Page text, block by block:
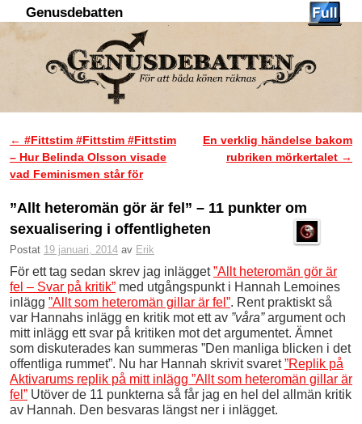
Genusdebatten
Inläggsnavigering
← #Fittstim #Fittstim #Fittstim
– Hur Belinda Olsson visade
vad Feminismen står för
En verklig händelse bakom
rubriken mörkertalet →
”Allt heteromän gör är fel” – 11 punkter om
sexualisering i offentligheten
Postat 19 januari, 2014 av Erik
För ett tag sedan skrev jag inlägget”Allt heteromän gör är
fel – Svar på kritik” med utgångspunkt i Hannah Lemoines
inlägg ”Allt som heteromän gillar är fel”. Rent praktiskt så
var Hannahs inlägg en kritik mot ett av ”våra”argument och
mitt inlägg ett svar på kritiken mot det argumentet. Ämnet
som diskuterades kan summeras ”Den manliga blicken i det
offentliga rummet”. Nu har Hannah skrivit svaret”Replik på
Aktivarums replik på mitt inlägg ”Allt som heteromän gillar är
fel” Utöver de 11 punkterna så får jag en hel del allmän kritik
av Hannah. Den besvaras längst ner i inlägget.